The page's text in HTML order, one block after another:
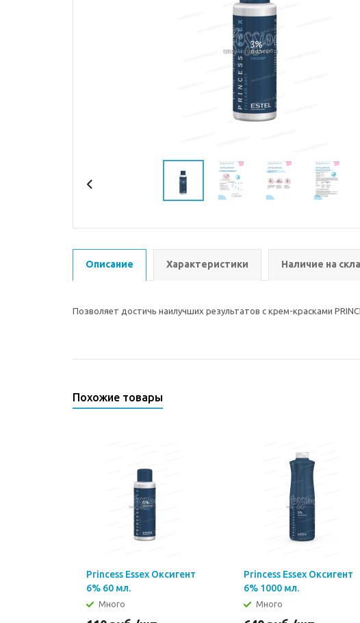
Описание Характеристики Наличие на
Позволяет достичь наилучших результатов с крем-красками
Похожие товары
Princess Essex Оксигент
6% 60 мл.
Много
Princess Essex Оксигент
6% 1000 мл.
Много